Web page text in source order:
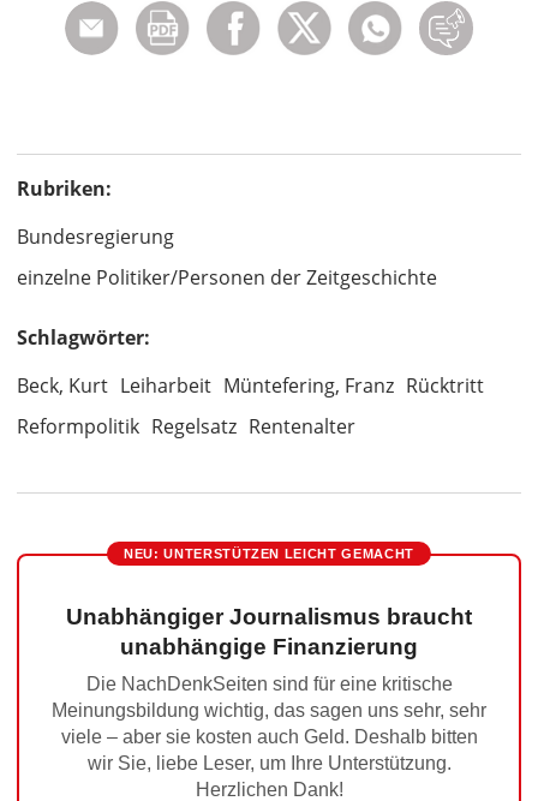
Rubriken:
Bundesregierung
einzelne Politiker/Personen der Zeitgeschichte
Schlagwörter:
Beck, Kurt Leiharbeit Müntefering, Franz Rücktritt
Reformpolitik Regelsatz Rentenalter
NEU: UNTERSTÜTZEN LEICHT GEMACHT
Unabhängiger Journalismus braucht
unabhängige Finanzierung
Die NachDenkSeiten sind für eine kritische
Meinungsbildung wichtig, das sagen uns sehr, sehr
viele – aber sie kosten auch Geld. Deshalb bitten
wir Sie, liebe Leser, um Ihre Unterstützung.
Herzlichen Dank!